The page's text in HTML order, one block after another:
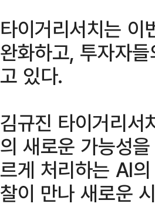
타이거리서치는 이
완화하고, 투자자
고 있다.
김규진 타이거리
의 새로운 가능성
르게 처리하는 AI
찰이 만나 새로운